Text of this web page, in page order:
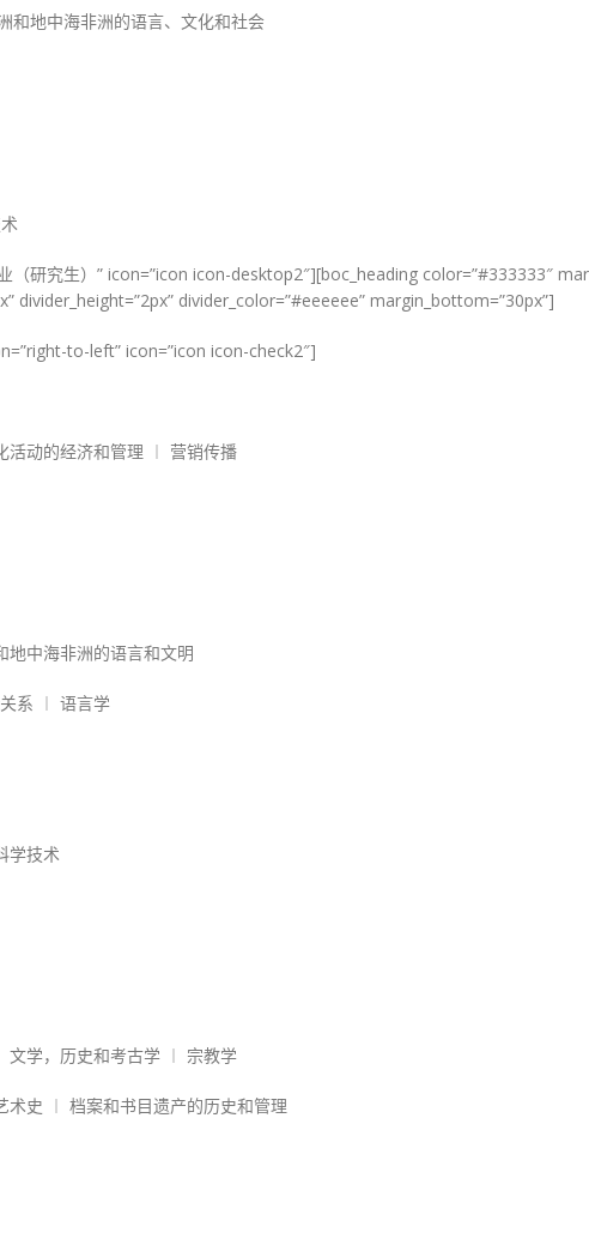
和地中海非洲的语言、文化和社会
研究生）” icon=”icon icon-desktop2″][boc_heading color=”#333333″
divider_height=”2px” divider_color=”#eeeeee” margin_bottom=”30px”]
to-left” icon=”icon icon-check2″]
活动的经济和管理 ︱ 营销传播
地中海非洲的语言和文明
系 ︱ 语言学
学技术
文学，历史和考古学 ︱ 宗教学
史 ︱ 档案和书目遗产的历史和管理